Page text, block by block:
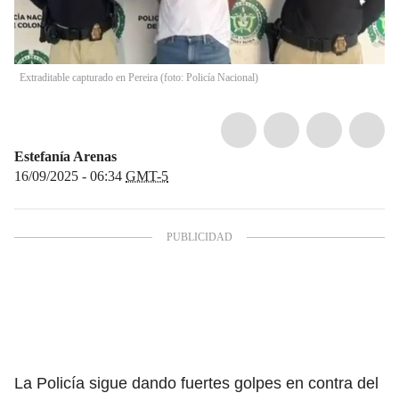
Extraditable capturado en Pereira (foto: Policía Nacional)
Estefanía Arenas
16/09/2025 - 06:34 GMT-5
La Policía sigue dando fuertes golpes en contra del